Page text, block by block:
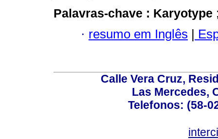
Palavras-chave : Karyotype
· resumo em Inglês |
Calle Vera Cruz,
Las Mercedes,
Telefonos: (58-